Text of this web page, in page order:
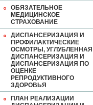
ОБЯЗАТЕЛЬНОЕ
МЕДИЦИНСКОЕ
СТРАХОВАНИЕ
ДИСПАНСЕРИЗАЦИЯ И
ПРОФИЛАКТИЧЕСКИЕ
ОСМОТРЫ, УГЛУБЛЕННАЯ
ДИСПАНСЕРИЗАЦИЯ И
ДИСПАНСЕРИЗАЦИЯ ПО
ОЦЕНКЕ
РЕПРОДУКТИВНОГО
ЗДОРОВЬЯ
ПЛАН РЕАЛИЗАЦИИ